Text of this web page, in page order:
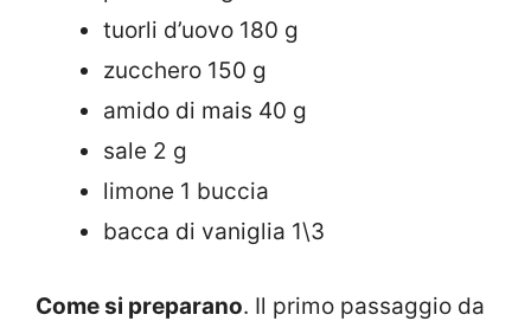
tuorli d’uovo 180 g
zucchero 150 g
amido di mais 40 g
sale 2 g
limone 1 buccia
bacca di vaniglia 1\3
Come si preparano. Il primo passaggio da